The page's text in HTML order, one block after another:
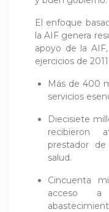
El enfoque
la AIF genera
apoyo de la
ejercicios de
Más de 400
servicios
Diecisiete
recibieron
prestador
salud.
Cincuenta
acceso a